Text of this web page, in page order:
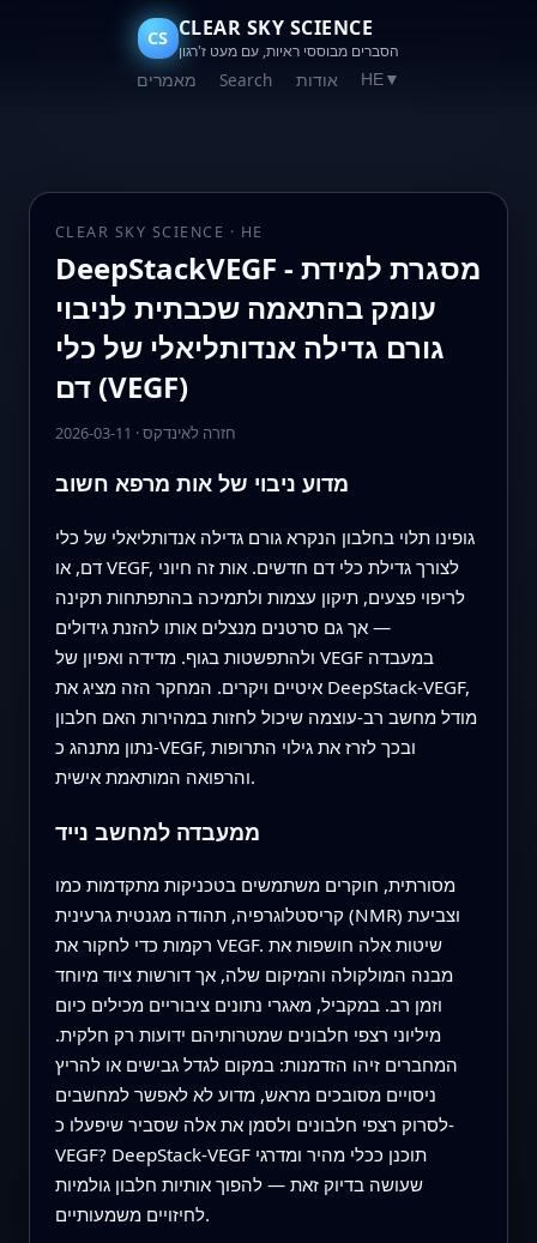
CS CLEAR SKY SCIENCE
הסברים מבוססי ראיות, עם מעט ז'רגון
מאמרים Search אודות HE▼
CLEAR SKY SCIENCE · HE
DeepStackVEGF - מסגרת למידת
עומק בהתאמה שכבתית לניבוי
גורם גדילה אנדותליאלי של כלי
דם (VEGF)
2026-03-11 ·חזרה לאינדקס
מדוע ניבוי של אות מרפא חשוב
גופינו תלוי בחלבון הנקרא גורם גדילה אנדותליאלי של כלי
דם, או VEGF, לצורך גדילת כלי דם חדשים. אות זה חיוני
לריפוי פצעים, תיקון עצמות ולתמיכה בהתפתחות תקינה
— אך גם סרטנים מנצלים אותו להזנת גידולים
ולהתפשטות בגוף. מדידה ואפיון של VEGF במעבדה
איטיים ויקרים. המחקר הזה מציג את DeepStack-VEGF,
מודל מחשב רב-עוצמה שיכול לחזות במהירות האם חלבון
נתון מתנהג כ-VEGF, ובכך לזרז את גילוי התרופות
והרפואה המותאמת אישית.
ממעבדה למחשב נייד
מסורתית, חוקרים משתמשים בטכניקות מתקדמות כמו
קריסטלוגרפיה, תהודה מגנטית גרעינית (NMR) וצביעת
רקמות כדי לחקור את VEGF. שיטות אלה חושפות את
מבנה המולקולה והמיקום שלה, אך דורשות ציוד מיוחד
וזמן רב. במקביל, מאגרי נתונים ציבוריים מכילים כיום
מיליוני רצפי חלבונים שמטרותיהם ידועות רק חלקית.
המחברים זיהו הזדמנות: במקום לגדל גבישים או להריץ
ניסויים מסובכים מראש, מדוע לא לאפשר למחשבים
לסרוק רצפי חלבונים ולסמן את אלה שסביר שיפעלו כ-
VEGF? DeepStack-VEGF תוכנן ככלי מהיר ומדרגי
שעושה בדיוק זאת — להפוך אותיות חלבון גולמיות
לחיזויים משמעותיים.